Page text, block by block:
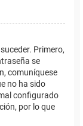
Primero,
se
comuníquese
no ha sido
configurado
por lo que